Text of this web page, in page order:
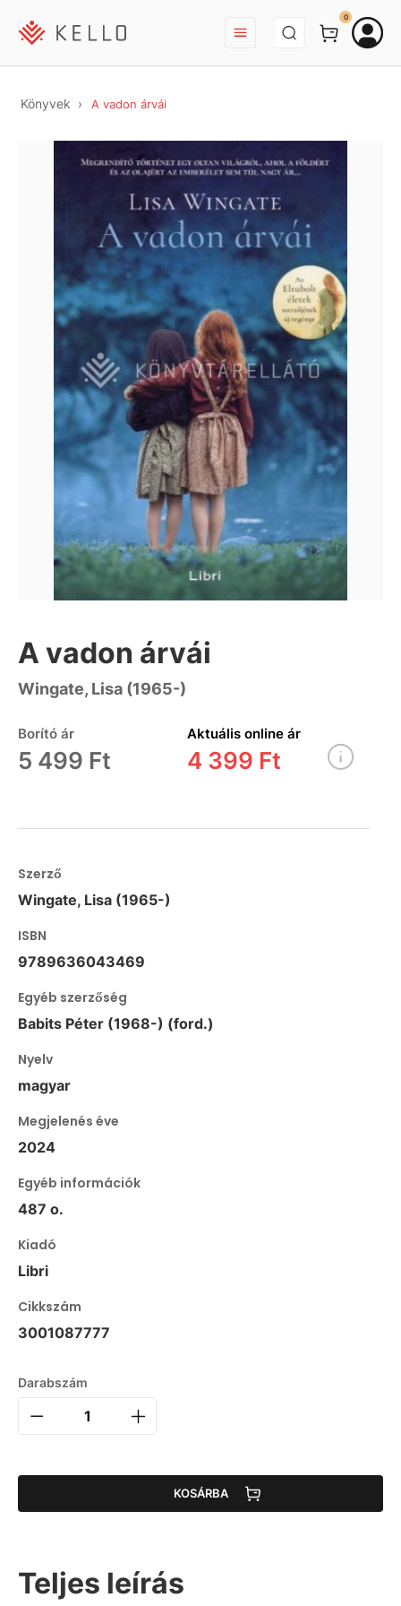
BEJELENTKEZÉS
0
Könyvek A vadon árvái
A vadon árvái
Wingate, Lisa (1965-)
Borító ár
5 499 Ft
Aktuális online ár
4 399 Ft
Szerző
Wingate, Lisa (1965-)
ISBN
9789636043469
Egyéb szerzőség
Babits Péter (1968-) (ford.)
Nyelv
magyar
Megjelenés éve
2024
Egyéb információk
487 o.
Kiadó
Libri
Cikkszám
3001087777
Darabszám
KOSÁRBA
Teljes leírás